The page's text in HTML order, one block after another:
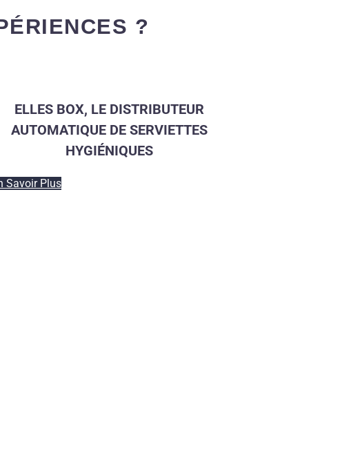
?
ELLES BOX, LE DISTRIBUTEUR
AUTOMATIQUE DE SERVIETTES
HYGIÉNIQUES
Savoir Plus